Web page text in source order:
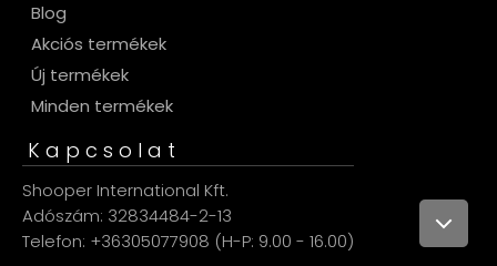
Blog
Akciós termékek
Új termékek
Minden termékek
Kapcsolat
Shooper International Kft.
Adószám: 32834484-2-13
Telefon: +36305077908 (H-P: 9.00 - 16.00)